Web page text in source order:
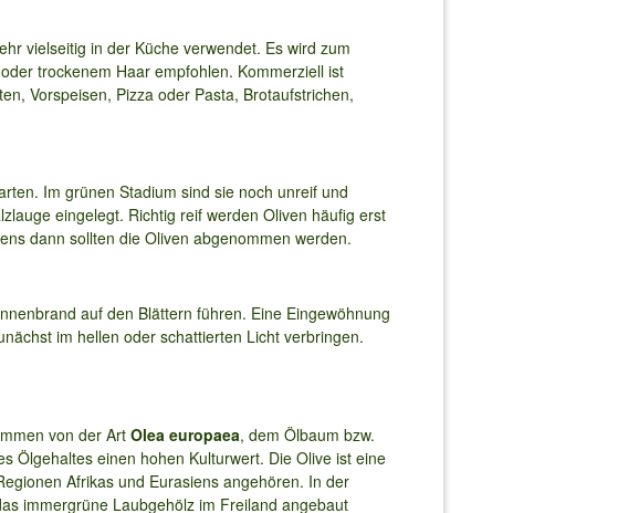
vielseitig in der Küche verwendet. Es wird zum
trockenem Haar empfohlen. Kommerziell ist
Vorspeisen, Pizza oder Pasta, Brotaufstrichen,
Im grünen Stadium sind sie noch unreif und
eingelegt. Richtig reif werden Oliven häufig erst
dann sollten die Oliven abgenommen werden.
auf den Blättern führen. Eine Eingewöhnung
im hellen oder schattierten Licht verbringen.
von der Art Olea europaea, dem Ölbaum bzw.
Ölgehaltes einen hohen Kulturwert. Die Olive ist eine
Afrikas und Eurasiens angehören. In der
immergrüne Laubgehölz im Freiland angebaut